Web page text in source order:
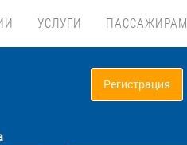
УСЛУГИ ПАССАЖИРАМ
Регистрация